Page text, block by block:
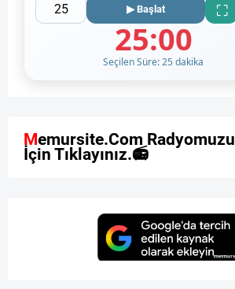
▶ Başlat ⛶
25:00
Seçilen Süre: 25 dakika
Memursite.Com Radyomuzu
İçin Tı kl ayınız.